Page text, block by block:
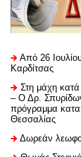
Από 26
Καρδίτσας
Στη μάχη
– Ο Δρ.
πρόγραμμα
Θεσσαλίας
Δωρεάν